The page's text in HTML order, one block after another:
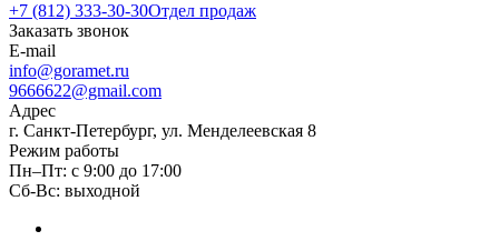
+7 (812) 333-30-30Отдел продаж
Заказать звонок
E-mail
info@goramet.ru
9666622@gmail.com
Адрес
г. Санкт-Петербург, ул. Менделеевская 8
Режим работы
Пн–Пт: с 9:00 до 17:00
Сб-Вс: выходной